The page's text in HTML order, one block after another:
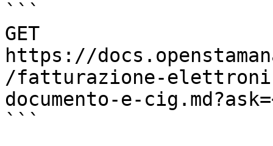
```
GET
https://
/fatturazione-
documento-e-
```